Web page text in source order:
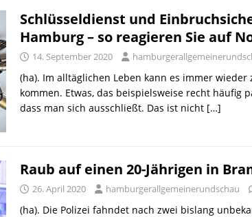
Schlüsseldienst und
Hamburg – so reagieren Sie auf
14. September 2020
(ha). Im alltäglichen Leben kann es immer wieder
kommen. Etwas, das beispielsweise recht häufig
dass man sich ausschließt. Das ist nicht […]
Raub auf einen 20-Jährigen in
26. April 2020 hamburgerallgemeinerundschau
(ha). Die Polizei fahndet nach zwei bislang